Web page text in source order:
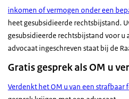
inkomen of vermogen onder een
heet gesubsidieerde rechtsbijstand.
gesubsidieerde rechtsbijstand voor u
advocaat ingeschreven staat bij de
Gratis gesprek als OM u
Verdenkt het OM u van een strafbaar